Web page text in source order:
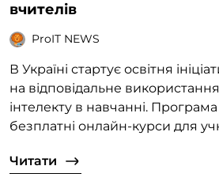
вчителів
ProIT NEWS
В Україні стартує освітня
на відповідальне
інтелекту в навчанні.
безплатні онлайн-курси для
Читати